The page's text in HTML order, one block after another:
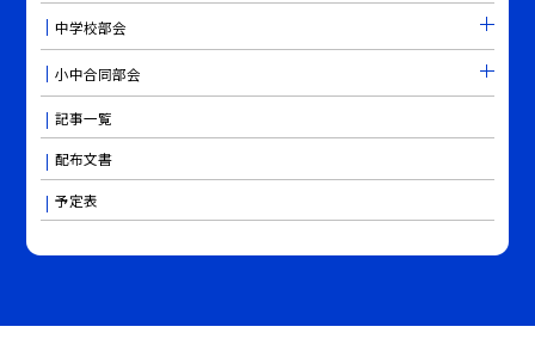
中学校部会
小中合同部会
記事一覧
配布文書
予定表